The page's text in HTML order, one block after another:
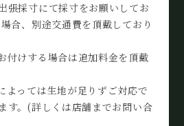
張採寸にて採寸をお願いしてお
合、別途交通費を頂戴しており
付けする場合は追加料金を頂戴
よっては生地が足りずご対応で
す。(詳しくは店舗までお問い合